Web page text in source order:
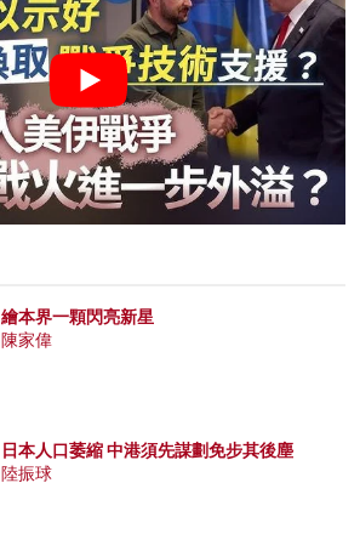
繪本界一顆閃亮新星
陳家偉
日本人口萎縮 中港須先謀劃免步其後塵
陸振球